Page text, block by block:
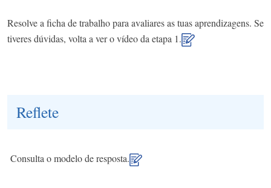
Resolve a ficha de trabalho para avaliares as tuas aprendizagens. Se
tiveres dúvidas, volta a ver o vídeo da etapa 1.
Reflete
Consulta o modelo de resposta.